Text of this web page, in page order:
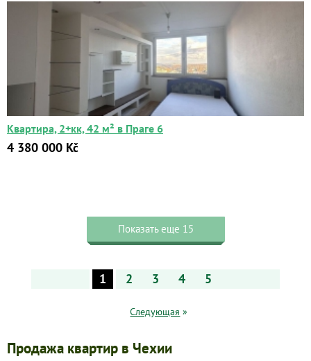
Продажа квартир в Чехии
Квартира, 2+кк, 42 м² в Праге 6
4 380 000 Kč
Показать еще 15
1 2 3 4 5
Следующая »